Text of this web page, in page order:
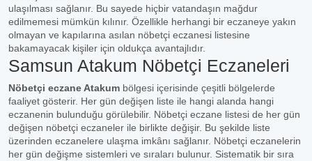
ulaşılması sağlanır. Bu sayede hiçbir vatandaşın mağdur
edilmemesi mümkün kılınır. Özellikle herhangi bir eczaneye yakın
olmayan ve kapılarına asılan nöbetçi eczanesi listesine
bakamayacak kişiler için oldukça avantajlıdır.
Samsun Atakum Nöbetçi Eczaneleri
Nöbetçi eczane Atakum bölgesi içerisinde çeşitli bölgelerde
faaliyet gösterir. Her gün değişen liste ile hangi alanda hangi
eczanenin bulunduğu görülebilir. Nöbetçi eczane listesi de her gün
değişen nöbetçi eczaneler ile birlikte değişir. Bu şekilde liste
üzerinden eczanelere ulaşma imkânı sağlanır. Nöbetçi eczanelerin
her gün değişme sistemleri ve sıraları bulunur. Sistematik bir sıra